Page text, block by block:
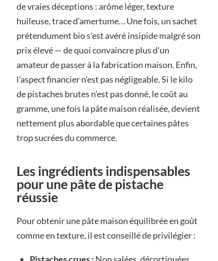
de vraies déceptions : arôme léger, texture
huileuse, trace d’amertume… Une fois, un sachet
prétendument bio s’est avéré insipide malgré son
prix élevé — de quoi convaincre plus d’un
amateur de passer à la fabrication maison. Enfin,
l’aspect financier n’est pas négligeable. Si le kilo
de pistaches brutes n’est pas donné, le coût au
gramme, une fois la pâte maison réalisée, devient
nettement plus abordable que certaines pâtes
trop sucrées du commerce.
Les ingrédients indispensables
pour une pâte de pistache
réussie
Pour obtenir une pâte maison équilibrée en goût
comme en texture, il est conseillé de privilégier :